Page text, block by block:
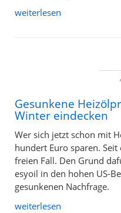
weiterlesen
Gesunkene
Winter eindecken
Wer sich jetzt schon mit
hundert Euro sparen. Seit
freien Fall. Den Grund
esyoil in den hohen US-
gesunkenen Nachfrage.
weiterlesen